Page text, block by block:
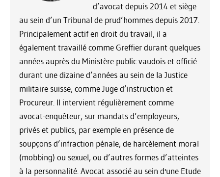
d’avocat depuis 2014 et siège
au sein d’un Tribunal de prud’hommes depuis 2017.
Principalement actif en droit du travail, il a
également travaillé comme Greffier durant quelques
années auprès du Ministère public vaudois et officié
durant une dizaine d’années au sein de la Justice
militaire suisse, comme Juge d’instruction et
Procureur. Il intervient régulièrement comme
avocat-enquêteur, sur mandats d’employeurs,
privés et publics, par exemple en présence de
soupçons d’infraction pénale, de harcèlement moral
(mobbing) ou sexuel, ou d’autres formes d’atteintes
à la personnalité. Avocat associé au sein d'une Etude